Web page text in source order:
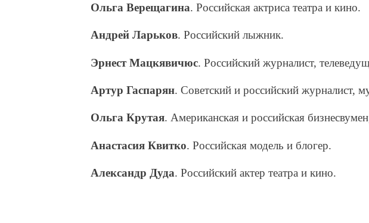
Ольга Верещагина. Российская актриса театра и кино.
Андрей Ларьков. Российский лыжник.
Эрнест Мацкявичюс. Российский журналист,
Артур Гаспарян. Советский и российский журналист,
Ольга Крутая. Американская и российская
Анастасия Квитко. Российская модель и блогер.
Александр Дуда. Российский актер театра и кино.